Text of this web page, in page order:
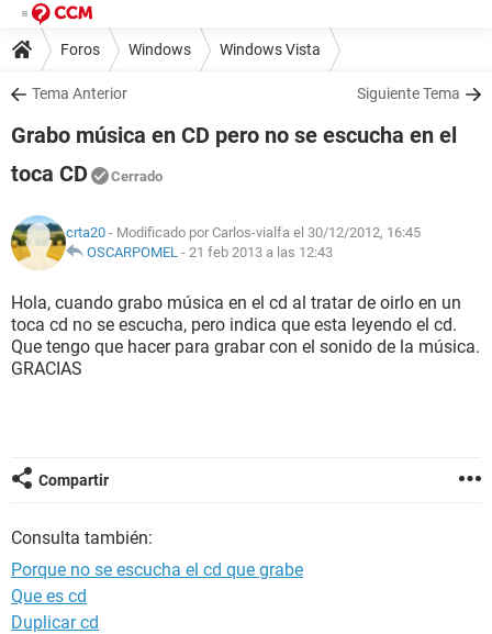
Foros Windows Windows Vista
Tema Anterior Siguiente Tema
Grabo música en CD pero no se escucha en el
toca CD
Cerrado
crta20 - Modificado por Carlos-vialfa el 30/12/2012, 16:45
OSCARPOMEL - 21 feb 2013 a las 12:43
Hola, cuando grabo música en el cd al tratar de oirlo en un
toca cd no se escucha, pero indica que esta leyendo el cd.
Que tengo que hacer para grabar con el sonido de la música.
GRACIAS
Compartir
Consulta también:
Porque no se escucha el cd que grabe
Que es cd
Duplicar cd